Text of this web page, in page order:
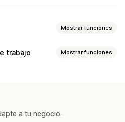
Mostrar funciones
Verificación de COD
trabajo Mostrar funciones
a tu negocio.